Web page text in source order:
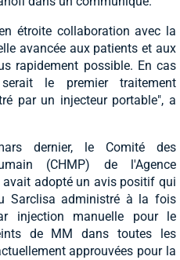
étroite collaboration avec la
avancée aux patients et aux
rapidement possible. En cas
le premier traitement
par un injecteur portable", a
dernier, le Comité des
(CHMP) de l'Agence
adopté un avis positif qui
Sarclisa administré à la fois
injection manuelle pour le
de MM dans toutes les
approuvées pour la